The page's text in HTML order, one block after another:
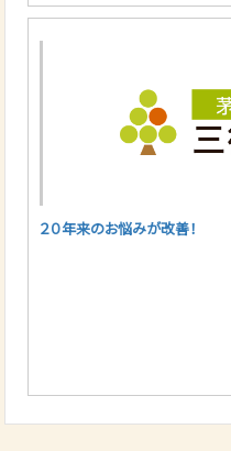
２０年来のお悩みが改善！